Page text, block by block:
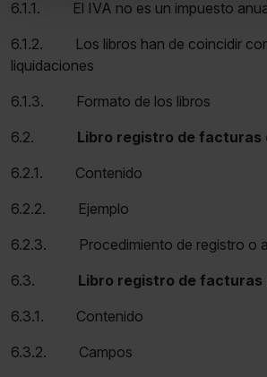
También puedesconfigurarlas
seleccionar solo aquellas que quieras
que sean indispensables para la
6.1.1. El IVA no es un impuesto
6.1.2. Los libros han de coincidir
liquidaciones
6.1.3. Formato de los libros
6.2. Libro registro de facturas
6.2.1. Contenido
6.2.2. Ejemplo
6.2.3. Procedimiento de registro o
6.3.
Libro registro de facturas
6.3.1. Contenido
6.3.2. Campos